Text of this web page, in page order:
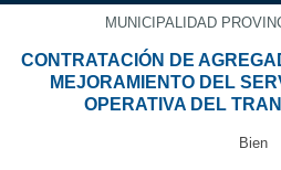
MUNICIPALIDAD
CONTRATACIÓN DE
MEJORAMIENTO DEL
OPERATIVA DEL
Bien